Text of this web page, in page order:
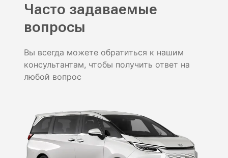
Часто задаваемые
вопросы
Вы всегда можете обратиться к нашим
консультантам, чтобы получить ответ на
любой вопрос